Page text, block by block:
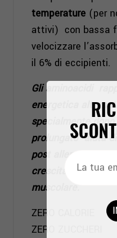
temperature (per
attivi) con bassa
velocizzare
il 6% di eccipienti.
Gli aminoacidi
energetica
specialmente dopo
prolungato aiuta
post allenamento.
crescita, recupero
muscolare.
ZERO CALORIE
ZERO ZUCCHERI